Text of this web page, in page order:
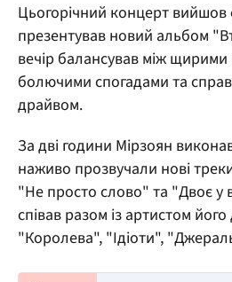
Цьогорічний концерт
презентував новий альбом
вечір балансував між
болючими спогадами та
драйвом.
За дві години Мірзоян
наживо прозвучали нові
"Не просто слово" та "Двоє у
співав разом із артистом його
"Королева", "Ідіоти",